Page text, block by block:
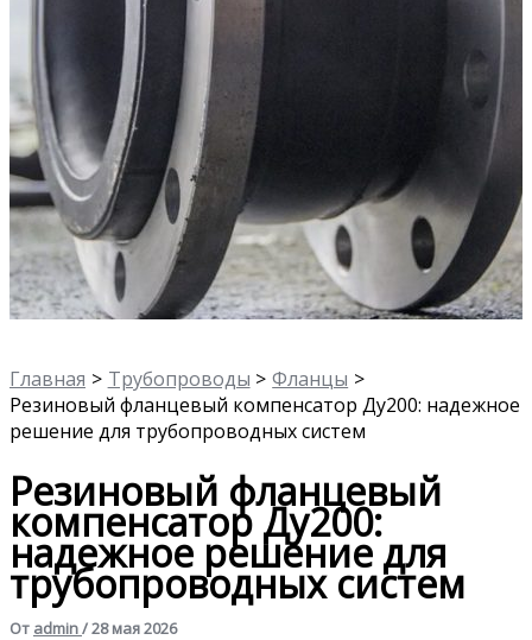
Главная Трубопроводы
Фланцы
Резиновый фланцевый компенсатор Ду200: надежное
решение для трубопроводных систем
Резиновый фланцевый
компенсатор Ду200:
надежное решение для
трубопроводных систем
От admin/28 мая 2026